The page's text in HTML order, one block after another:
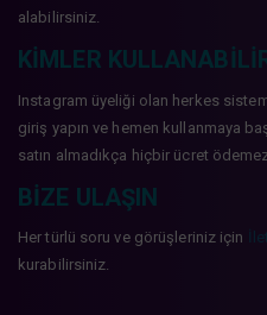
alabilirsiniz.
KIMLER
Instagram üyeliği olan herkes
giriş yapın ve hemen kullanmaya
satın almadıkça hiçbir ücret
BIZE ULAŞIN
Her türlü soru ve görüşleriniz için
kurabilirsiniz.